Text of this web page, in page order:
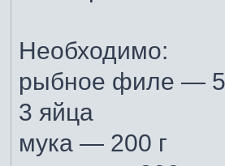
Необходимо:
рыбное филе —
3 яйца
мука — 200 г